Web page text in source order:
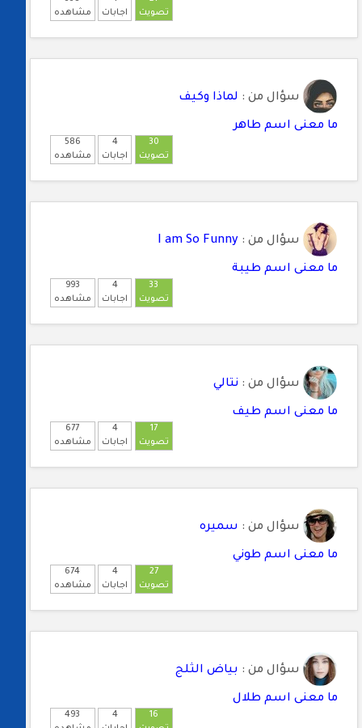
مشاهده
اجابات
تصويت
سؤال من : لماذا وكيف
ما معنى اسم طاهر
586
مشاهده
4
اجابات
30
تصويت
سؤال من : I am So Funny
ما معنى اسم طيبة
993
مشاهده
4
اجابات
33
تصويت
سؤال من : نتالي
ما معنى اسم طيف
677
مشاهده
4
اجابات
17
تصويت
سؤال من : سميره
ما معنى اسم طوني
674
مشاهده
4
اجابات
27
تصويت
سؤال من : بياض الثلج
ما معنى اسم طلال
493
4
16